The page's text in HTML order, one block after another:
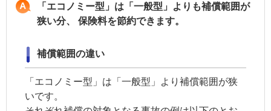
「エコノミー型」は「一般型」よりも補償範囲が
狭い分、 保険料を節約できます。
補償範囲の違い
「エコノミー型」は「一般型」より補償範囲が狭
いです。